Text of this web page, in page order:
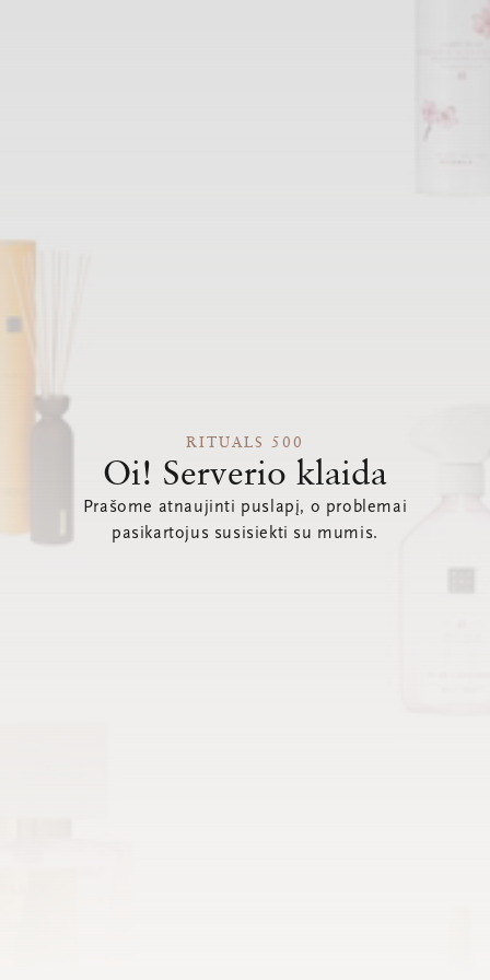
RITUALS 500
Oi! Serverio klaida
Prašome atnaujinti puslapį, o problemai
pasikartojus susisiekti su mumis.